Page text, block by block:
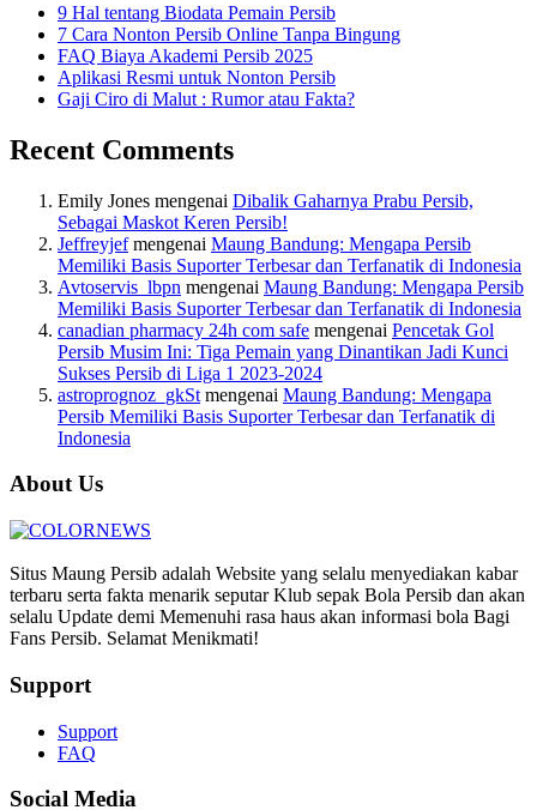
9 Hal tentang Biodata Pemain Persib
7 Cara Nonton Persib Online Tanpa Bingung
FAQ Biaya Akademi Persib 2025
Aplikasi Resmi untuk Nonton Persib
Gaji Ciro di Malut : Rumor atau Fakta?
Recent Comments
Emily Jones mengenai Dibalik Gaharnya Prabu Persib,
Sebagai Maskot Keren Persib!
Jeffreyjefmengenai Maung Bandung: Mengapa Persib
Memiliki Basis Suporter Terbesar dan Terfanatik di Indonesia
Avtoservis_lbpn mengenai Maung Bandung: Mengapa Persib
Memiliki Basis Suporter Terbesar dan Terfanatik di Indonesia
canadian pharmacy 24h com safe mengenai Pencetak Gol
Persib Musim Ini: Tiga Pemain yang Dinantikan Jadi Kunci
Sukses Persib di Liga 1 2023-2024
astroprognoz_gkSt mengenai Maung Bandung: Mengapa
Persib Memiliki Basis Suporter Terbesar dan Terfanatik di
Indonesia
About Us
Situs Maung Persib adalah Website yang selalu menyediakan kabar
terbaru serta fakta menarik seputar Klub sepak Bola Persib dan akan
selalu Update demi Memenuhi rasa haus akan informasi bola Bagi
Fans Persib. Selamat Menikmati!
Support
Support
FAQ
Social Media